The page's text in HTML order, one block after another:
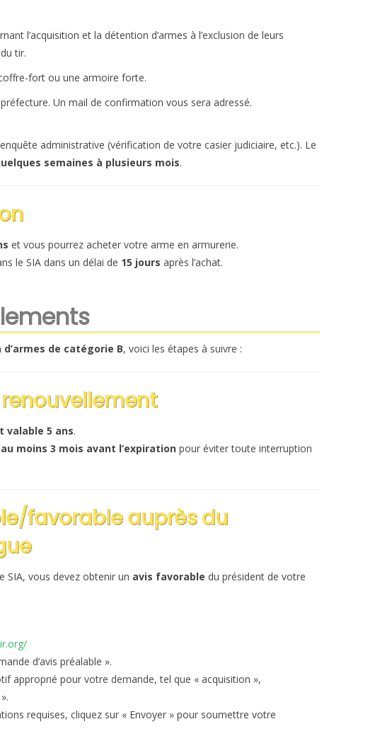
l’acquisition et la détention d’armes à l’exclusion de leurs
tir.
fort ou une armoire forte.
Un mail de confirmation vous sera adressé.
administrative (vérification de votre casier judiciaire, etc.). Le
semaines à plusieurs mois.
et vous pourrez acheter votre arme en armurerie.
le SIA dans un délai de 15 jours après l’achat.
de catégorie B, voici les étapes à suivre :
valable 5 ans.
moins 3 mois avant l’expirationpour éviter toute interruption
favorable auprès du
SIA, vous devez obtenir un avis favorable du président de votre
d’avis préalable ».
approprié pour votre demande, tel que « acquisition »,
requises, cliquez sur « Envoyer » pour soumettre votre